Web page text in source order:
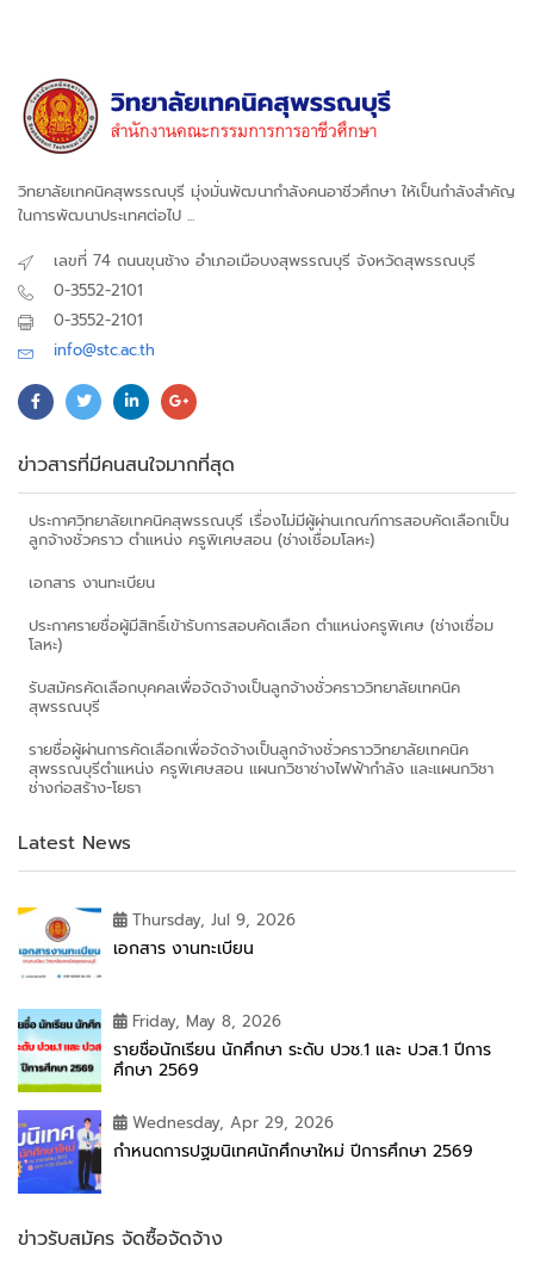
วิทยาลัยเทคนิคสุพรรณบุรี มุ่งมั่นพัฒนากำลังคนอาชีวศึกษา ให้เป็นกำลังสำคัญ
ในการพัฒนาประเทศต่อไป ...
เลขที่ 74 ถนนขุนช้าง อำเภอเมือบงสุพรรณบุรี จังหวัดสุพรรณบุรี
0-3552-2101
0-3552-2101
info@stc.ac.th
ข่าวสารที่มีคนสนใจมากที่สุด
ประกาศวิทยาลัยเทคนิคสุพรรณบุรี เรื่องไม่มีผู้ผ่านเกณฑ์การสอบคัดเลือกเป็น
ลูกจ้างชั่วคราว ตำแหน่ง ครูพิเศษสอน (ช่างเชื่อมโลหะ)
เอกสาร งานทะเบียน
ประกาศรายชื่อผู้มีสิทธิ์เข้ารับการสอบคัดเลือก ตำแหน่งครูพิเศษ (ช่างเชื่อม
โลหะ)
รับสมัครคัดเลือกบุคคลเพื่อจัดจ้างเป็นลูกจ้างชั่วคราววิทยาลัยเทคนิค
สุพรรณบุรี
รายชื่อผู้ผ่านการคัดเลือกเพื่อจัดจ้างเป็นลูกจ้างชั่วคราววิทยาลัยเทคนิค
สุพรรณบุรีตำแหน่ง ครูพิเศษสอน แผนกวิชาช่างไฟฟ้ากำลัง และแผนกวิชา
ช่างก่อสร้าง-โยธา
Latest News
Thursday, Jul 9, 2026
เอกสาร งานทะเบียน
Friday, May 8, 2026
รายชื่อนักเรียน นักศึกษา ระดับ ปวช.1 และ ปวส.1 ปีการ
ศึกษา 2569
Wednesday, Apr 29, 2026
กำหนดการปฐมนิเทศนักศึกษาใหม่ ปีการศึกษา 2569
ข่าวรับสมัคร จัดซื้อจัดจ้าง